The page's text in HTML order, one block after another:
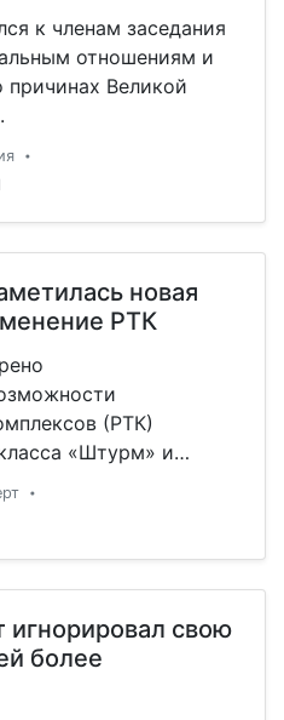
к членам заседания
отношениям и
причинах Великой
•
новая
РТК
(РТК)
«Штурм» и
в интервью
выступил
•
свою
более